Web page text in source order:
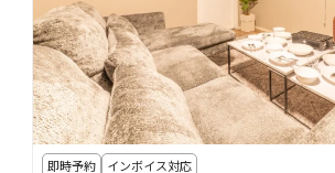
即時予約 インボイス対応